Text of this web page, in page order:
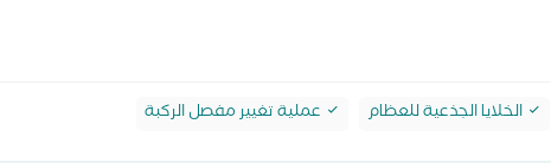
الخلايا الجذعية للعظام عملية تغيير مفصل الركبة